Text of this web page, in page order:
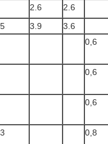
2.6
2.6
3.9
3.6
0,6
0,6
0,6
0,8